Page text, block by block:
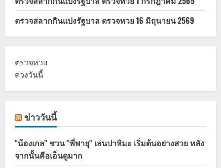
ตรวจสลากกินแบ่งรัฐบาล ตรวจหวย 16 มิถุนายน 2569
ตรวจหวย
ดวงวันนี้
ข่าววันนี้
"น้องเกล" ชวน "พี่พายุ" เล่นปาหิมะ เริ่มต้นอย่างสวย หลัง
จากนั้นคือเอ็นดูมาก